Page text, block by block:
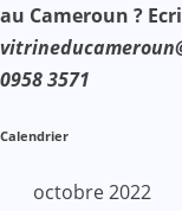
au Cameroun ?
0958 3571
Calendrier
octobre 2022